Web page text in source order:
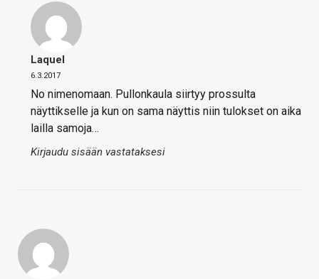
Laquel
6.3.2017
No nimenomaan. Pullonkaula siirtyy prossulta
näyttikselle ja kun on sama näyttis niin tulokset on aika
lailla samoja…
Kirjaudu sisään vastataksesi